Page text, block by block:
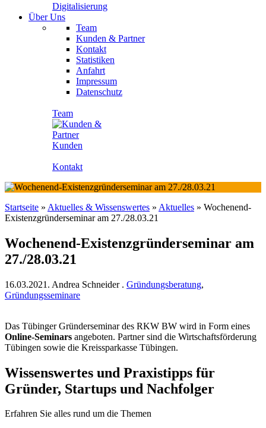
Digitalisierung
Über Uns
Team
Kunden & Partner
Kontakt
Statistiken
Anfahrt
Impressum
Datenschutz
Team
Kunden
Kontakt
Startseite » Aktuelles & Wissenswertes » Aktuelles » Wochenend-
Existenzgründerseminar am 27./28.03.21
Wochenend-Existenzgründerseminar am
27./28.03.21
16.03.2021. Andrea Schneider. Gründungsberatung,
Gründungsseminare
Das Tübinger Gründerseminar des RKW BW wird in Form eines
Online-Seminars angeboten. Partner sind die Wirtschaftsförderung
Tübingen sowie die Kreissparkasse Tübingen.
Wissenswertes und Praxistipps für
Gründer, Startups und Nachfolger
Erfahren Sie alles rund um die Themen